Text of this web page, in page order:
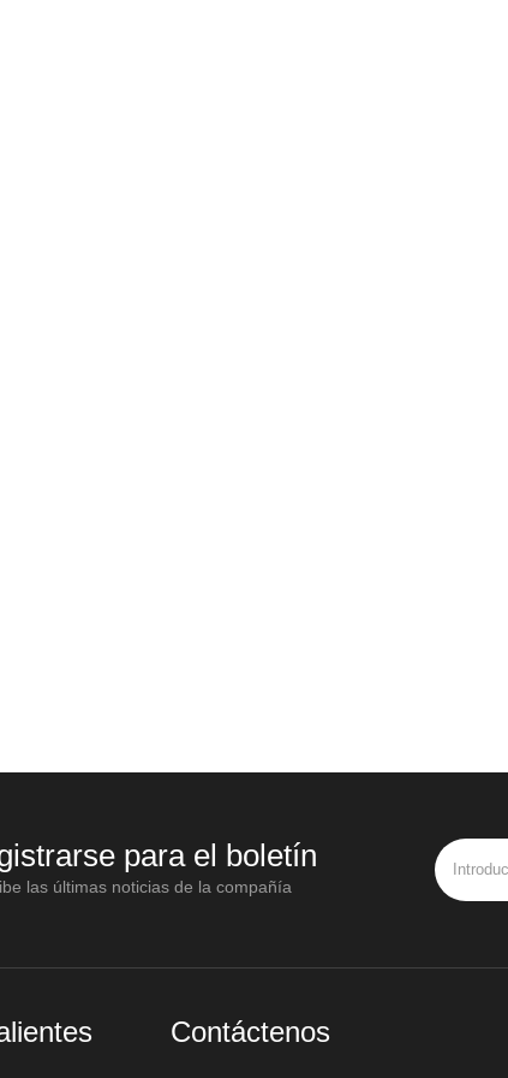
para el boletín
las últimas noticias de la compañía
Contáctenos